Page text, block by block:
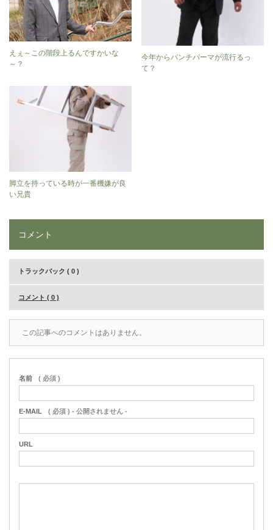
えぇ～この階段上るんですかいな
～？
今年からパンチパーマが流行るっ
て？
脚立を持っている時が一番機嫌が良
い兄貴
コメント
トラックバック ( 0 )
コメント ( 0 )
この記事へのコメントはありません。
名前 ( 必須 )
E-MAIL ( 必須 ) - 公開されません -
URL